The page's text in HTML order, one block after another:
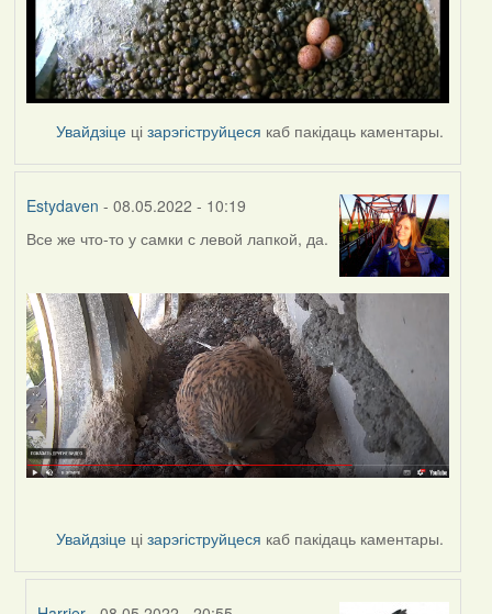
Увайдзіце цізарэгіструйцеся каб пакідаць каментары.
Estydaven - 08.05.2022 - 10:19
Все же что-то у самки с левой лапкой, да.
Увайдзіце цізарэгіструйцеся каб пакідаць каментары.